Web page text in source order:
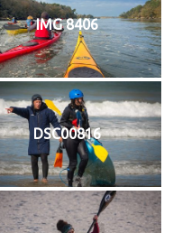
IMG 8406
DSC00816